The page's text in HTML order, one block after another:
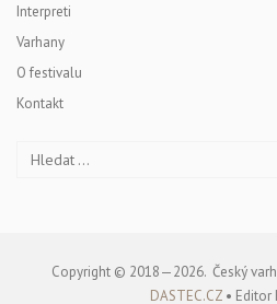
Interpreti
Varhany
O festivalu
Kontakt
Copyright © 2018—2026. Český
DASTEC.CZ • Editor